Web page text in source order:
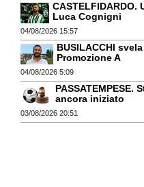
Luca Cognigni
04/08/2026 15:57
BUSILACCHI
Promozione A
04/08/2026 5:09
PASSATEMPESE.
ancora iniziato
03/08/2026 20:51